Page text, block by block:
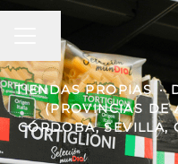
MENÚ DE EMPLEO
Compartir página
TIENDAS PROPIAS ·
(PROVINCIAS DE
CÓRDOBA, SEVILLA,